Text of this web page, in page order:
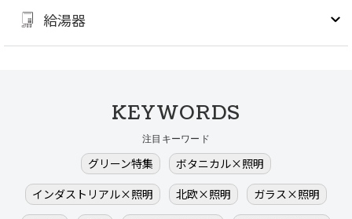
給湯器
KEYWORDS
注目キーワード
グリーン特集
ボタニカル×照明
インダストリアル×照明
北欧×照明
ガラス×照明